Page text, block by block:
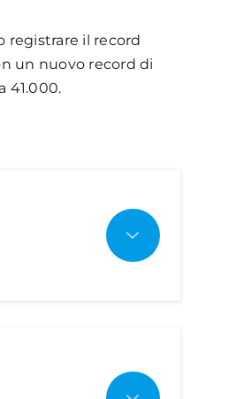
registrare il record
un nuovo record di
41.000.
con un aumento